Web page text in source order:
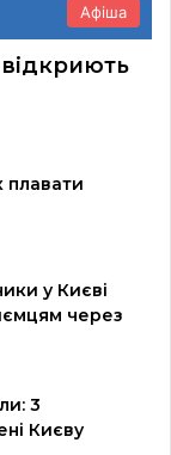
Афіша
плавати
у Києві
через
3
Києву